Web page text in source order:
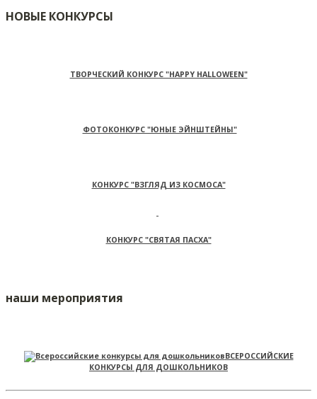
НОВЫЕ КОНКУРСЫ
ТВОРЧЕСКИЙ КОНКУРС "HAPPY HALLOWEEN"
ФОТОКОНКУРС "ЮНЫЕ ЭЙНШТЕЙНЫ"
КОНКУРС "ВЗГЛЯД ИЗ КОСМОСА"
КОНКУРС "СВЯТАЯ ПАСХА"
наши мероприятия
ВСЕРОССИЙСКИЕ
КОНКУРСЫ ДЛЯ ДОШКОЛЬНИКОВ